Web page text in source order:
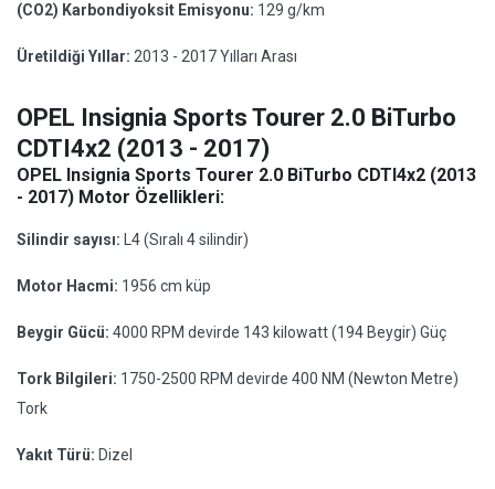
(CO2) Karbondiyoksit Emisyonu: 129 g/km
Üretildiği Yıllar: 2013 - 2017 Yılları Arası
OPEL Insignia Sports Tourer 2.0 BiTurbo
CDTI4x2 (2013 - 2017)
OPEL Insignia Sports Tourer 2.0 BiTurbo CDTI4x2 (2013
- 2017) Motor Özellikleri:
Silindir sayısı: L4 (Sıralı 4 silindir)
Motor Hacmi: 1956 cm küp
Beygir Gücü: 4000 RPM devirde 143 kilowatt (194 Beygir) Güç
Tork Bilgileri: 1750-2500 RPM devirde 400 NM (Newton Metre)
Tork
Yakıt Türü: Dizel